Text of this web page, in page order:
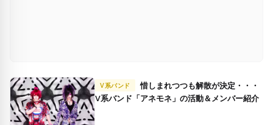
V系バンド
惜しまれつつも解散が決定・・・
V系バンド「アネモネ」の活動＆メンバー紹介